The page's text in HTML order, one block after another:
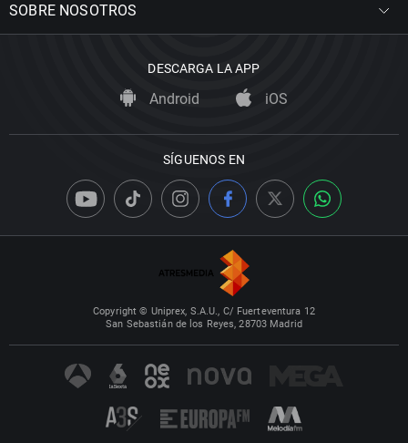
SOBRE NOSOTROS
DESCARGA LA APP
Android iOS
SÍGUENOS EN
Copyright © Uniprex, S.A.U., C/ Fuerteventura 12
San Sebastián de los Reyes, 28703 Madrid